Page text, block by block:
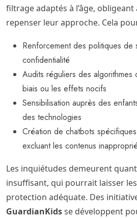
filtrage adaptés à l’âge,
repenser leur approche. Cela
Renforcement des politiques de
confidentialité
Audits réguliers des algorithmes
biais ou les effets nocifs
Sensibilisation auprès des
des technologies
Création de chatbots
excluant les contenus
Les inquiétudes demeurent
insuffisant, qui pourrait laisser
protection adéquate. Des
GuardianKidsse développent